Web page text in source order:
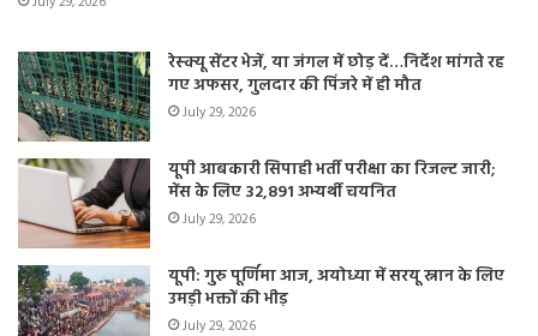
रेस्क्यू सेंटर भेजें, या जंगल में छोड़ दें…निर्देश मांगते रह
गए अफसर, गुलदार की पिंजरे में ही मौत
July 29, 2026
यूपी आबकारी सिपाही भर्ती परीक्षा का रिजल्ट जारी;
मेंस के लिए 32,891 अभ्यर्थी चयनित
July 29, 2026
यूपी: गुरु पूर्णिमा आज, अयोध्या में सरयू स्नान के लिए
उमड़ी भक्तों की भीड़
July 29, 2026